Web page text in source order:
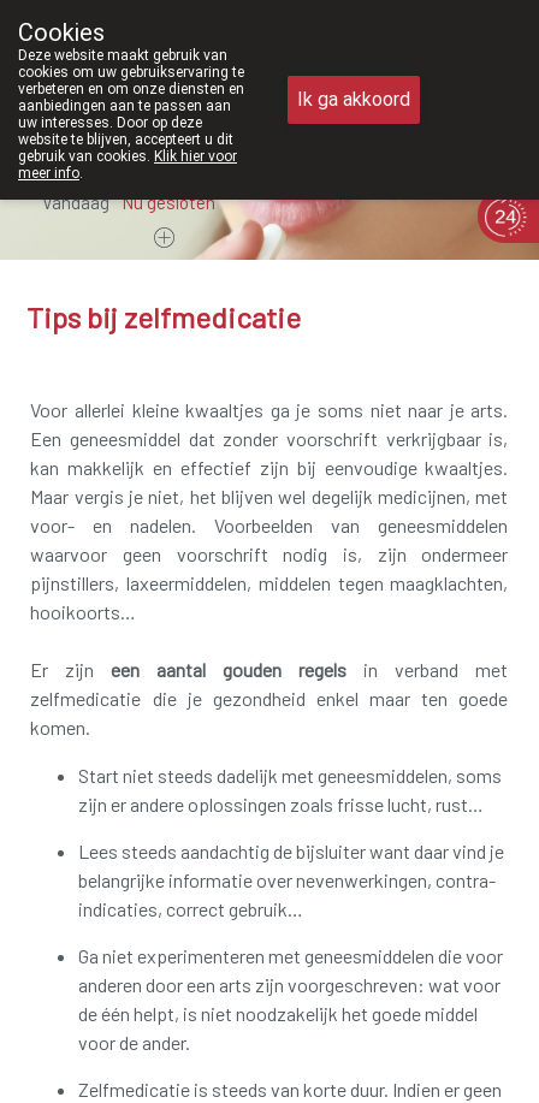
011/610300
Vandaag Nugesloten
Tips bij zelfmedicatie
Voor allerlei kleine kwaaltjes ga je soms niet naar je arts.
Een geneesmiddel dat zonder voorschrift verkrijgbaar is,
kan makkelijk en effectief zijn bij eenvoudige kwaaltjes.
Maar vergis je niet, het blijven wel degelijk medicijnen, met
voor- en nadelen. Voorbeelden van geneesmiddelen
waarvoor geen voorschrift nodig is, zijn ondermeer
pijnstillers, laxeermiddelen, middelen tegen maagklachten,
hooikoorts…
Er zijneen aantal gouden regels in verband met
zelfmedicatie die je gezondheid enkel maar ten goede
komen.
Start niet steeds dadelijk met geneesmiddelen, soms
zijn er andere oplossingen zoals frisse lucht, rust…
Lees steeds aandachtig de bijsluiter want daar vind je
belangrijke informatie over nevenwerkingen, contra-
indicaties, correct gebruik…
Ga niet experimenteren met geneesmiddelen die voor
anderen door een arts zijn voorgeschreven: wat voor
de één helpt, is niet noodzakelijk het goede middel
voor de ander.
Zelfmedicatie is steeds van korte duur. Indien er geen
Cookies
Deze website maakt gebruik van
cookies om uw gebruikservaring te
verbeteren en om onze diensten en
aanbiedingen aan te passen aan
uw interesses. Door op deze
website te blijven, accepteert u dit
gebruik van cookies. Klik hier voor
meer info.
Ik ga akkoord